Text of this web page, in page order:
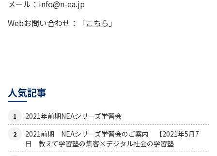
メール：info@n-ea.jp
Webお問い合わせ：「こちら 」
人気記事
2021年前期NEAシリーズ学習会
2021前期 NEAシリーズ学習会のご案内 【2021年5月7
日 教えて学習塾の集客×デジタル社会の学習塾